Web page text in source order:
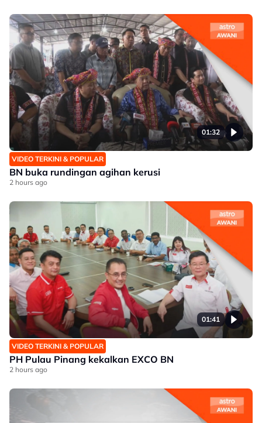
01:32
VIDEO TERKINI & POPULAR
BN buka rundingan agihan kerusi
2 hours ago
01:41
VIDEO TERKINI & POPULAR
PH Pulau Pinang kekalkan EXCO BN
2 hours ago